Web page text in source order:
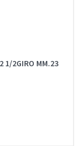
1/2GIRO MM.23